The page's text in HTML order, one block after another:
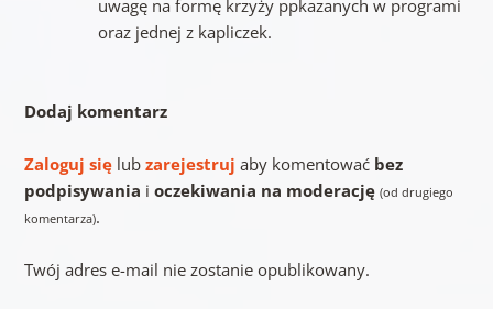
uwagę na formę krzyży ppkazanych w programi
oraz jednej z kapliczek.
Dodaj komentarz
Zaloguj sięlub zarejestruj aby komentować bez
podpisywania i oczekiwania na moderację (od drugiego
komentarza).
Twój adres e-mail nie zostanie opublikowany.